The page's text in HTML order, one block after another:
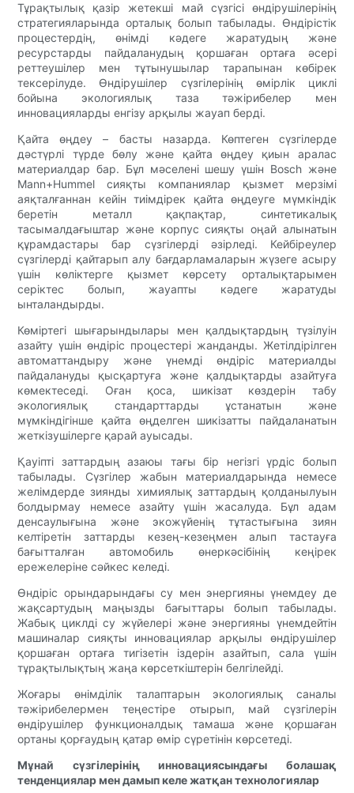
Тұрақтылық қазір жетекші май сүзгісі өндірушілерінің
стратегияларында орталық болып табылады. Өндірістік
процестердің, өнімді кәдеге жаратудың және
ресурстарды пайдаланудың қоршаған ортаға әсері
реттеушілер мен тұтынушылар тарапынан көбірек
тексерілуде. Өндірушілер сүзгілерінің өмірлік циклі
бойына экологиялық таза тәжірибелер мен
инновацияларды енгізу арқылы жауап берді.
Қайта өңдеу – басты назарда. Көптеген сүзгілерде
дәстүрлі түрде бөлу және қайта өңдеу қиын аралас
материалдар бар. Бұл мәселені шешу үшін Bosch және
Mann+Hummel сияқты компаниялар қызмет мерзімі
аяқталғаннан кейін тиімдірек қайта өңдеуге мүмкіндік
беретін металл қақпақтар, синтетикалық
тасымалдағыштар және корпус сияқты оңай алынатын
құрамдастары бар сүзгілерді әзірледі. Кейбіреулер
сүзгілерді қайтарып алу бағдарламаларын жүзеге асыру
үшін көліктерге қызмет көрсету орталықтарымен
серіктес болып, жауапты кәдеге жаратуды
ынталандырды.
Көміртегі шығарындылары мен қалдықтардың түзілуін
азайту үшін өндіріс процестері жанданды. Жетілдірілген
автоматтандыру және үнемді өндіріс материалды
пайдалануды қысқартуға және қалдықтарды азайтуға
көмектеседі. Оған қоса, шикізат көздерін табу
экологиялық стандарттарды ұстанатын және
мүмкіндігінше қайта өңделген шикізатты пайдаланатын
жеткізушілерге қарай ауысады.
Қауіпті заттардың азаюы тағы бір негізгі үрдіс болып
табылады. Сүзгілер жабын материалдарында немесе
желімдерде зиянды химиялық заттардың қолданылуын
болдырмау немесе азайту үшін жасалуда. Бұл адам
денсаулығына және экожүйенің тұтастығына зиян
келтіретін заттарды кезең-кезеңмен алып тастауға
бағытталған автомобиль өнеркәсібінің кеңірек
ережелеріне сәйкес келеді.
Өндіріс орындарындағы су мен энергияны үнемдеу де
жақсартудың маңызды бағыттары болып табылады.
Жабық циклді су жүйелері және энергияны үнемдейтін
машиналар сияқты инновациялар арқылы өндірушілер
қоршаған ортаға тигізетін іздерін азайтып, сала үшін
тұрақтылықтың жаңа көрсеткіштерін белгілейді.
Жоғары өнімділік талаптарын экологиялық саналы
тәжірибелермен теңестіре отырып, май сүзгілерін
өндірушілер функционалдық тамаша және қоршаған
ортаны қорғаудың қатар өмір сүретінін көрсетеді.
Мұнай сүзгілерінің инновациясындағы болашақ
тенденциялар мен дамып келе жатқан технологиялар